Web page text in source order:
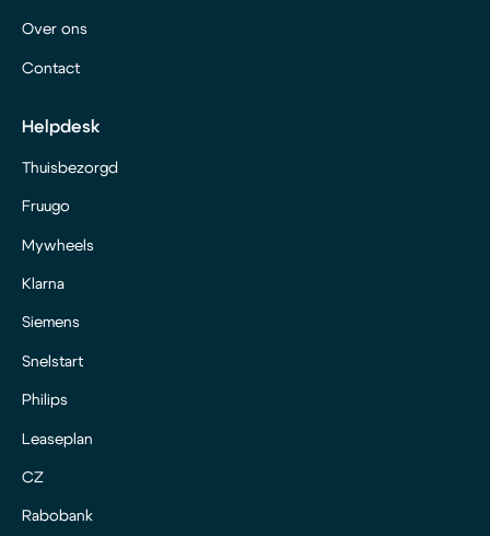
Over ons
Contact
Helpdesk
Thuisbezorgd
Fruugo
Mywheels
Klarna
Siemens
Snelstart
Philips
Leaseplan
CZ
Rabobank